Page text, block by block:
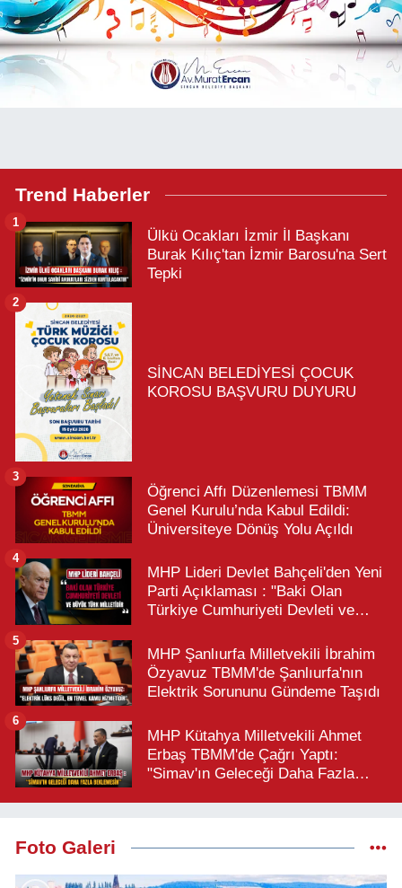
Trend Haberler
Ülkü Ocakları İzmir İl Başkanı
Burak Kılıç'tan İzmir Barosu'na Sert
Tepki
1
SİNCAN BELEDİYESİ ÇOCUK
KOROSU BAŞVURU DUYURU
2
Öğrenci Affı Düzenlemesi TBMM
Genel Kurulu’nda Kabul Edildi:
Üniversiteye Dönüş Yolu Açıldı
3
MHP Lideri Devlet Bahçeli'den Yeni
Parti Açıklaması : "Baki Olan
Türkiye Cumhuriyeti Devleti ve
4
MHP Şanlıurfa Milletvekili İbrahim
Özyavuz TBMM'de Şanlıurfa'nın
Elektrik Sorununu Gündeme Taşıdı
5
MHP Kütahya Milletvekili Ahmet
Erbaş TBMM'de Çağrı Yaptı:
"Simav'ın Geleceği Daha Fazla
6
Foto Galeri